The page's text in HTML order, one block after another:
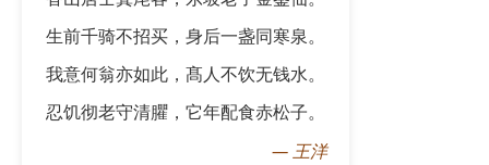
生前千骑不招买，身后一盏同寒泉。
我意何翁亦如此，髙人不饮无钱水。
忍饥彻老守清臞，它年配食赤松子。
—王洋